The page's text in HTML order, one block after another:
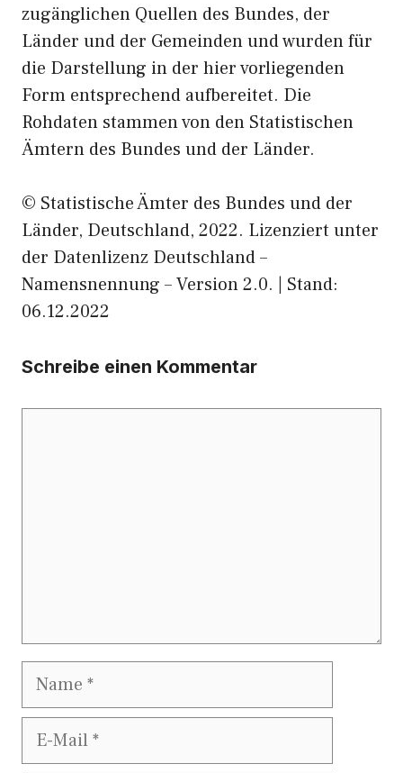
zugänglichen Quellen des Bundes, der
Länder und der Gemeinden und wurden für
die Darstellung in der hier vorliegenden
Form entsprechend aufbereitet. Die
Rohdaten stammen von den Statistischen
Ämtern des Bundes und der Länder.
© Statistische Ämter des Bundes und der
Länder, Deutschland, 2022. Lizenziert unter
der Datenlizenz Deutschland –
Namensnennung – Version 2.0. | Stand:
06.12.2022
Schreibe einen Kommentar
Name
E-